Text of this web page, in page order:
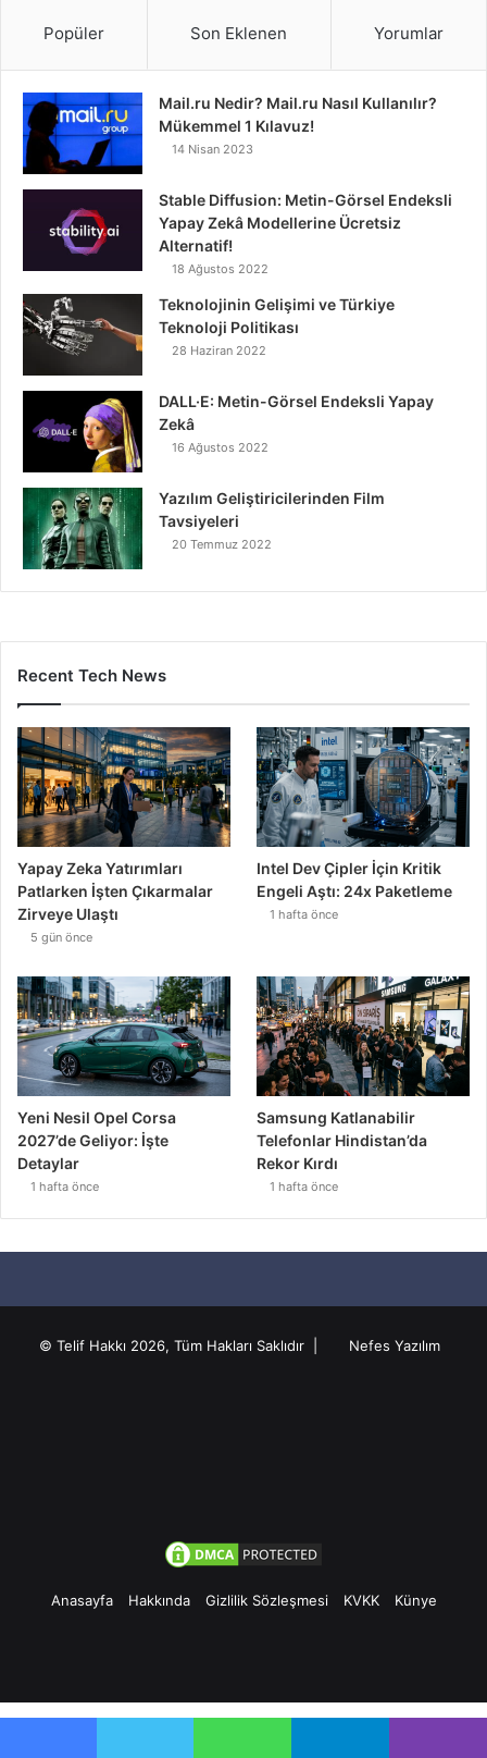
Popüler Son Eklenen Yorumlar
Mail.ru Nedir? Mail.ru Nasıl Kullanılır?
Mükemmel 1 Kılavuz!
14 Nisan 2023
Stable Diffusion: Metin-Görsel Endeksli
Yapay Zekâ Modellerine Ücretsiz
Alternatif!
18 Ağustos 2022
Teknolojinin Gelişimi ve Türkiye
Teknoloji Politikası
28 Haziran 2022
DALL·E: Metin-Görsel Endeksli Yapay
Zekâ
16 Ağustos 2022
Yazılım Geliştiricilerinden Film
Tavsiyeleri
20 Temmuz 2022
Recent Tech News
Yapay Zeka Yatırımları
Patlarken İşten Çıkarmalar
Zirveye Ulaştı
5 gün önce
Intel Dev Çipler İçin Kritik
Engeli Aştı: 24x Paketleme
1 hafta önce
Yeni Nesil Opel Corsa
2027’de Geliyor: İşte
Detaylar
1 hafta önce
Samsung Katlanabilir
Telefonlar Hindistan’da
Rekor Kırdı
1 hafta önce
© Telif Hakkı 2026, Tüm Hakları Saklıdır | Nefes Yazılım
Anasayfa Hakkında Gizlilik Sözleşmesi KVKK Künye